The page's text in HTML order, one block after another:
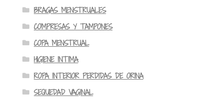
BRAGAS MENSTRUALES
COMPRESAS Y TAMPONES
COPA MENSTRUAL
HIGIENE INTIMA
ROPA INTERIOR PERDIDAS DE ORINA
SEQUEDAD VAGINAL